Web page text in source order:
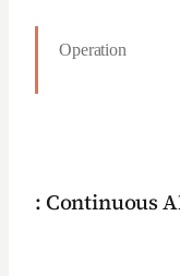
Operation
: Continuous